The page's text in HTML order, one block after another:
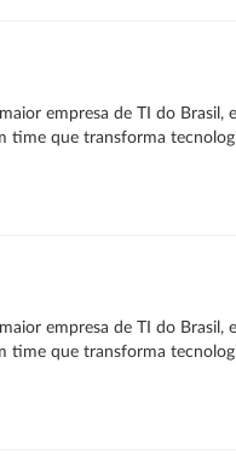
empresa de TI do Brasil,
time que transforma
empresa de TI do Brasil,
time que transforma